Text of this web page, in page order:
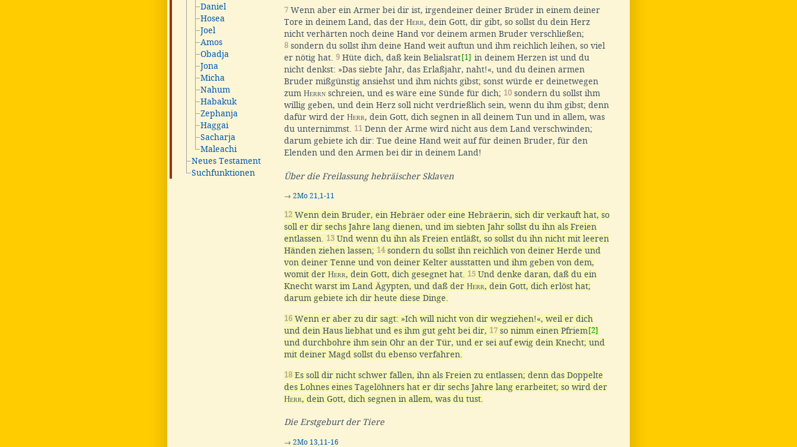
Daniel
Hosea
Joel
Amos
Obadja
Jona
Micha
Nahum
Habakuk
Zephanja
Haggai
Sacharja
Maleachi
Neues Testament
Suchfunktionen
7 Wenn aber ein Armer bei dir ist, irgendeiner deiner Brüder in einem deiner
Tore in deinem Land, das der Herr, dein Gott, dir gibt, so sollst du dein Herz
nicht verhärten noch deine Hand vor deinem armen Bruder verschließen;
8 sondern du sollst ihm deine Hand weit auftun und ihm reichlich leihen, so viel
er nötig hat. 9 Hüte dich, daß kein Belialsrat [1] in deinem Herzen ist und du
nicht denkst: »Das siebte Jahr, das Erlaßjahr, naht!«, und du deinen armen
Bruder mißgünstig ansiehst und ihm nichts gibst; sonst würde er deinetwegen
zum Herrn schreien, und es wäre eine Sünde für dich; 10 sondern du sollst ihm
willig geben, und dein Herz soll nicht verdrießlich sein, wenn du ihm gibst; denn
dafür wird der Herr, dein Gott, dich segnen in all deinem Tun und in allem, was
du unternimmst. 11 Denn der Arme wird nicht aus dem Land verschwinden;
darum gebiete ich dir: Tue deine Hand weit auf für deinen Bruder, für den
Elenden und den Armen bei dir in deinem Land!
Über die Freilassung hebräischer Sklaven
→ 2Mo 21,1-11
12 Wenn dein Bruder, ein Hebräer oder eine Hebräerin, sich dir verkauft hat, so
soll er dir sechs Jahre lang dienen, und im siebten Jahr sollst du ihn als Freien
entlassen. 13 Und wenn du ihn als Freien entläßt, so sollst du ihn nicht mit leeren
Händen ziehen lassen; 14sondern du sollst ihn reichlich von deiner Herde und
von deiner Tenne und von deiner Kelter ausstatten und ihm geben von dem,
womit der Herr, dein Gott, dich gesegnet hat. 15 Und denke daran, daß du ein
Knecht warst im Land Ägypten, und daß der Herr, dein Gott, dich erlöst hat;
darum gebiete ich dir heute diese Dinge.
16 Wenn er aber zu dir sagt: »Ich will nicht von dir wegziehen!«, weil er dich
und dein Haus liebhat und es ihm gut geht bei dir, 17 so nimm einen Pfriem [2]
und durchbohre ihm sein Ohr an der Tür, und er sei auf ewig dein Knecht; und
mit deiner Magd sollst du ebenso verfahren.
18 Es soll dir nicht schwer fallen, ihn als Freien zu entlassen; denn das Doppelte
des Lohnes eines Tagelöhners hat er dir sechs Jahre lang erarbeitet; so wird der
Herr, dein Gott, dich segnen in allem, was du tust.
Die Erstgeburt der Tiere
→ 2Mo 13,11-16